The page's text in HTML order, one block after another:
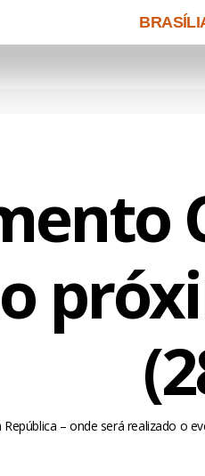
– onde será realizado o